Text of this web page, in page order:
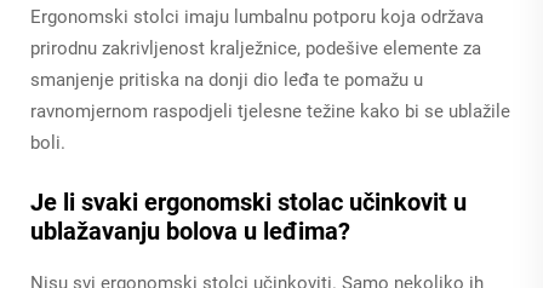
Ergonomski stolci imaju lumbalnu potporu koja održava
prirodnu zakrivljenost kralježnice, podešive elemente za
smanjenje pritiska na donji dio leđa te pomažu u
ravnomjernom raspodjeli tjelesne težine kako bi se ublažile
boli.
Je li svaki ergonomski stolac učinkovit u
ublažavanju bolova u leđima?
Nisu svi ergonomski stolci učinkoviti. Samo nekoliko ih